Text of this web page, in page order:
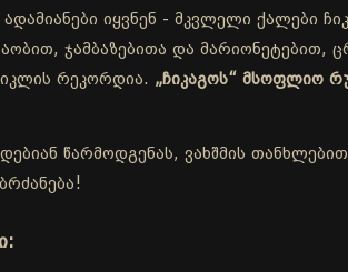
იყვნენ - მკვლელი ქალები
ჯამბაზებითა და
რეკორდია. „ჩიკაგოს“ მსოფლიო
წარმოდგენას, ვახშმის